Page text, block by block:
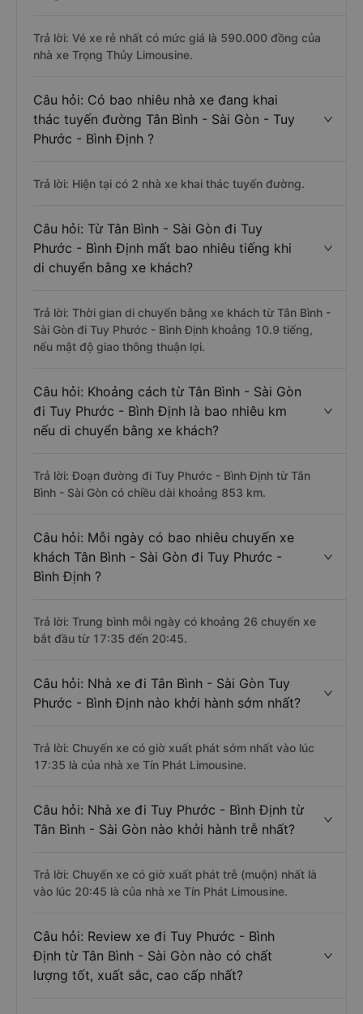
Trả lời: Vé xe rẻ nhất có mức giá là 590.000 đồng của
nhà xe Trọng Thủy Limousine.
Câu hỏi: Có bao nhiêu nhà xe đang khai
thác tuyến đường Tân Bình - Sài Gòn - Tuy
Phước - Bình Định ?
Trả lời: Hiện tại có 2 nhà xe khai thác tuyến đường.
Câu hỏi: Từ Tân Bình - Sài Gòn đi Tuy
Phước - Bình Định mất bao nhiêu tiếng khi
di chuyển bằng xe khách?
Trả lời: Thời gian di chuyển bằng xe khách từ Tân Bình -
Sài Gòn đi Tuy Phước - Bình Định khoảng 10.9 tiếng,
nếu mật độ giao thông thuận lợi.
Câu hỏi: Khoảng cách từ Tân Bình - Sài Gòn
đi Tuy Phước - Bình Định là bao nhiêu km
nếu di chuyển bằng xe khách?
Trả lời: Đoạn đường đi Tuy Phước - Bình Định từ Tân
Bình - Sài Gòn có chiều dài khoảng 853 km.
Câu hỏi: Mỗi ngày có bao nhiêu chuyến xe
khách Tân Bình - Sài Gòn đi Tuy Phước -
Bình Định ?
Trả lời: Trung bình mỗi ngày có khoảng 26 chuyến xe
bắt đầu từ 17:35 đến 20:45.
Câu hỏi: Nhà xe đi Tân Bình - Sài Gòn Tuy
Phước - Bình Định nào khởi hành sớm nhất?
Trả lời: Chuyến xe có giờ xuất phát sớm nhất vào lúc
17:35 là của nhà xe Tín Phát Limousine.
Câu hỏi: Nhà xe đi Tuy Phước - Bình Định từ
Tân Bình - Sài Gòn nào khởi hành trễ nhất?
Trả lời: Chuyến xe có giờ xuất phát trễ (muộn) nhất là
vào lúc 20:45 là của nhà xe Tín Phát Limousine.
Câu hỏi: Review xe đi Tuy Phước - Bình
Định từ Tân Bình - Sài Gòn nào có chất
lượng tốt, xuất sắc, cao cấp nhất?